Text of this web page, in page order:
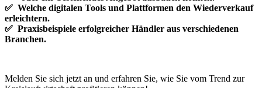
✅ Welche digitalen Tools und Plattformen den Wiederverkauf
erleichtern.
✅ Praxisbeispiele erfolgreicher Händler aus verschiedenen
Branchen.
Melden Sie sich jetzt an und erfahren Sie, wie Sie vom Trend zur